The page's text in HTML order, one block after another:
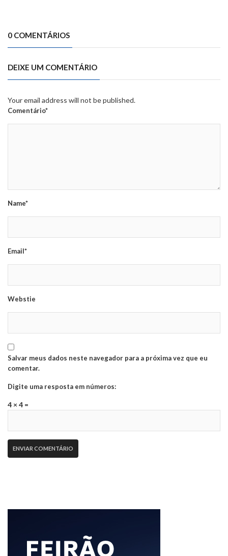
0 COMENTÁRIOS
DEIXE UM COMENTÁRIO
Your email address will not be published.
Comentário*
Name*
Email*
Webstie
Salvar meus dados neste navegador para a próxima vez que eu
comentar.
Digite uma resposta em números:
4 × 4 =